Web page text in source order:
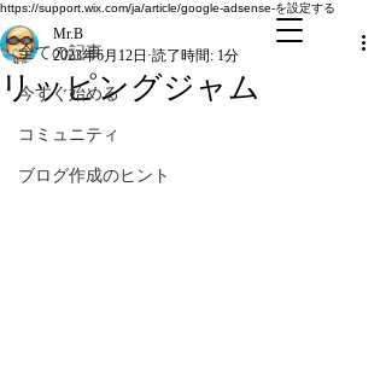
https://support.wix.com/ja/article/google-adsense-を設定する
全ての記事
今すぐ始める
コミュニティ
ブログ作成のヒント
リッピングジャム
Mr.B
2023年6月12日 読了時間: 1分